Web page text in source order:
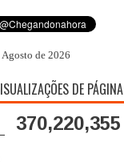
Agosto de 2026
DE PÁGINA
370,220,355